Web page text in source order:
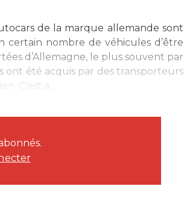
de la marque allemande sont
certain nombre de véhicules d’être
d’Allemagne, le plus souvent par
ont été acquis par des transporteurs
C’est a...